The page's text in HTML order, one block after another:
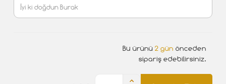
Bu ürünü 2 gün önceden
sipariş edebilirsiniz.